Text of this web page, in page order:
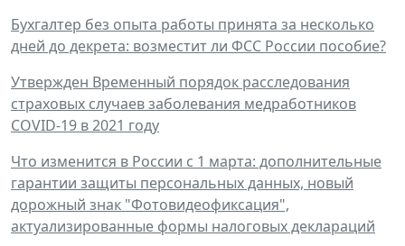
Бухгалтер без опыта работы принята за несколько
дней до декрета: возместит ли ФСС России пособие?
Утвержден Временный порядок расследования
страховых случаев заболевания медработников
COVID-19 в 2021 году
Что изменится в России с 1 марта: дополнительные
гарантии защиты персональных данных, новый
дорожный знак "Фотовидеофиксация",
актуализированные формы налоговых деклараций